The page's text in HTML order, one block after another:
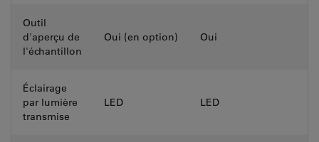
Outil
d'aperçu de
l'échantillon
Oui (en option) Oui
Éclairage
par lumière
transmise
LED LED